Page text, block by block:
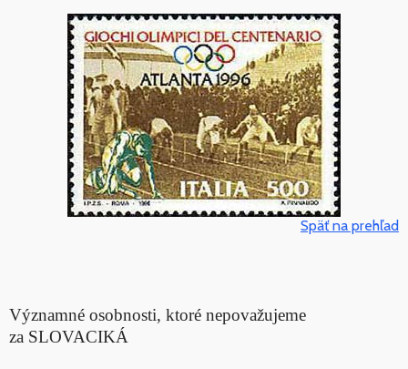
Späť na prehľad
Významné osobnosti, ktoré nepovažujeme
za SLOVACIKÁ